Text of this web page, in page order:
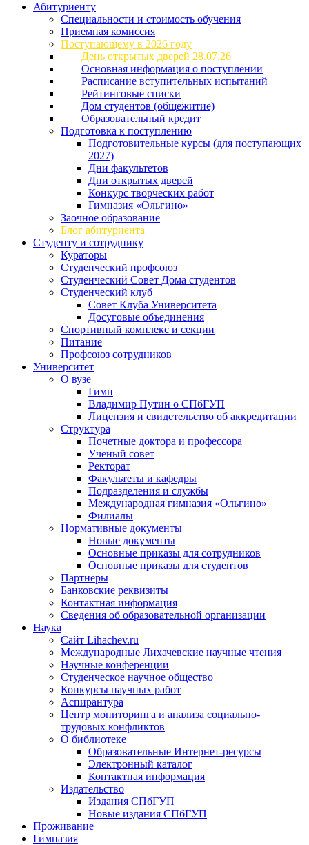
Абитуриенту
Специальности и стоимость обучения
Приемная комиссия
Поступающему в 2026 году
День открытых дверей 28.07.26
Основная информация о поступлении
Расписание вступительных испытаний
Рейтинговые списки
Дом студентов (общежитие)
Образовательный кредит
Подготовка к поступлению
Подготовительные курсы (для поступающих
2027)
Дни факультетов
Дни открытых дверей
Конкурс творческих работ
Гимназия «Ольгино»
Заочное образование
Блог абитуриента
Студенту и сотруднику
Кураторы
Студенческий профсоюз
Студенческий Совет Дома студентов
Студенческий клуб
Совет Клуба Университета
Досуговые объединения
Спортивный комплекс и секции
Питание
Профсоюз сотрудников
Университет
О вузе
Гимн
Владимир Путин о СПбГУП
Лицензия и свидетельство об аккредитации
Структура
Почетные доктора и профессора
Ученый совет
Ректорат
Факультеты и кафедры
Подразделения и службы
Международная гимназия «Ольгино»
Филиалы
Нормативные документы
Новые документы
Основные приказы для сотрудников
Основные приказы для студентов
Партнеры
Банковские реквизиты
Контактная информация
Сведения об образовательной организации
Наука
Сайт Lihachev.ru
Международные Лихачевские научные чтения
Научные конференции
Студенческое научное общество
Конкурсы научных работ
Аспирантура
Центр мониторинга и анализа социально-
трудовых конфликтов
О библиотеке
Образовательные Интернет-ресурсы
Электронный каталог
Контактная информация
Издательство
Издания СПбГУП
Новые издания СПбГУП
Проживание
Гимназия